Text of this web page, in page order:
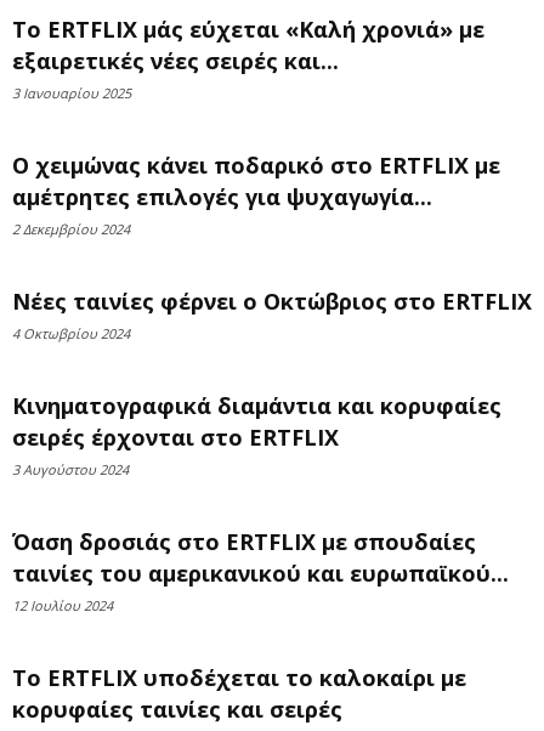
Το ERTFLIX μάς εύχεται «Καλή χρονιά» με
εξαιρετικές νέες σειρές και...
3 Ιανουαρίου 2025
Ο χειμώνας κάνει ποδαρικό στο ERTFLIX με
αμέτρητες επιλογές για ψυχαγωγία...
2 Δεκεμβρίου 2024
Νέες ταινίες φέρνει ο Οκτώβριος στο ERTFLIX
4 Οκτωβρίου 2024
Κινηματογραφικά διαμάντια και κορυφαίες
σειρές έρχονται στο ERTFLIX
3 Αυγούστου 2024
Όαση δροσιάς στο ERTFLIX με σπουδαίες
ταινίες του αμερικανικού και ευρωπαϊκού...
12 Ιουλίου 2024
Το ERTFLIX υποδέχεται το καλοκαίρι με
κορυφαίες ταινίες και σειρές